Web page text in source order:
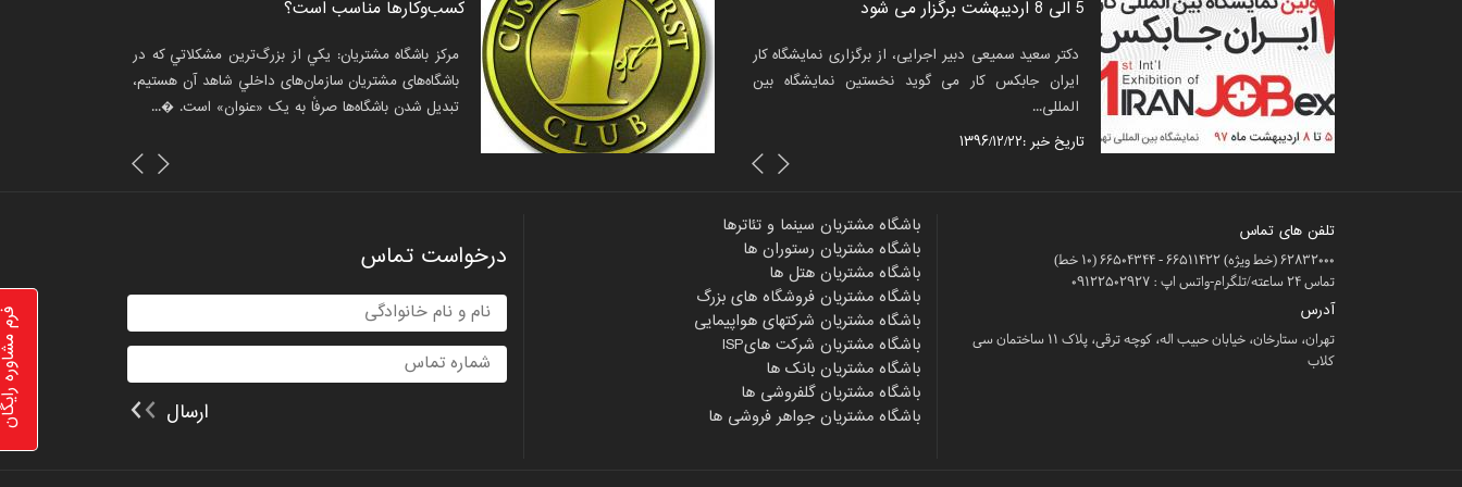
وفاداری کشور برگزار شد
تشکیل اکوسیستم وفاداری کشور در نشست هم‌اندیشی
باشگاه‌های مشتریان کلید خورد. علیرضا جعفری دبیرکل...
تاریخ خبر :۱۳۹۶/۱۲/۲۷
5 الی 8 اردیبهشت برگزار می شود
دکتر سعید سمیعی دبیر اجرایی، از برگزاری نمایشگاه کار
ایران جابکس کار می گوید نخستین نمایشگاه بین
المللی...
تاریخ خبر :۱۳۹۶/۱۲/۲۲
کسب‌وکارها مناسب است؟
مرکز باشگاه مشتریان: يکي از بزرگ‌ترین مشکلاتي که در
باشگاه‌های مشتريان سازمان‌های داخلي شاهد آن هستيم،
تبديل شدن باشگاه‌ها صرفاً به يک «عنوان» است. �...
سازمان می‌افتد!
در چند سال گذشته برخی از برندهای ایرانی برای
افزایش فروش خود دست به اقدامات متفاوتی زده‌اند؛
یکی از این اقدامات که بسیار همه‌گیر هم شده است،
برنامه‌های رنگارن...
هر از گاهی تجربه کرده
رقیب سرسخت نشدن،
تلفن های تماس
62832000 (خط ویژه) 66511422 - 66504344 (10 خط)
تماس 24 ساعته/تلگرام-واتس اپ : 09122502927
آدرس
تهران، ستارخان، خیابان حبیب اله، کوچه ترقی، پلاک ۱۱ ساختمان سی
کلاب
باشگاه مشتریان سینما و تئاترها
باشگاه مشتریان رستوران ها
باشگاه مشتریان هتل ها
باشگاه مشتریان فروشگاه های بزرگ
باشگاه مشتریان شرکتهای هواپیمایی
باشگاه مشتریان شرکت هایISP
باشگاه مشتریان بانک ها
باشگاه مشتریان گلفروشی ها
باشگاه مشتریان جواهر فروشی ها
درخواست تماس
ارسال فرم